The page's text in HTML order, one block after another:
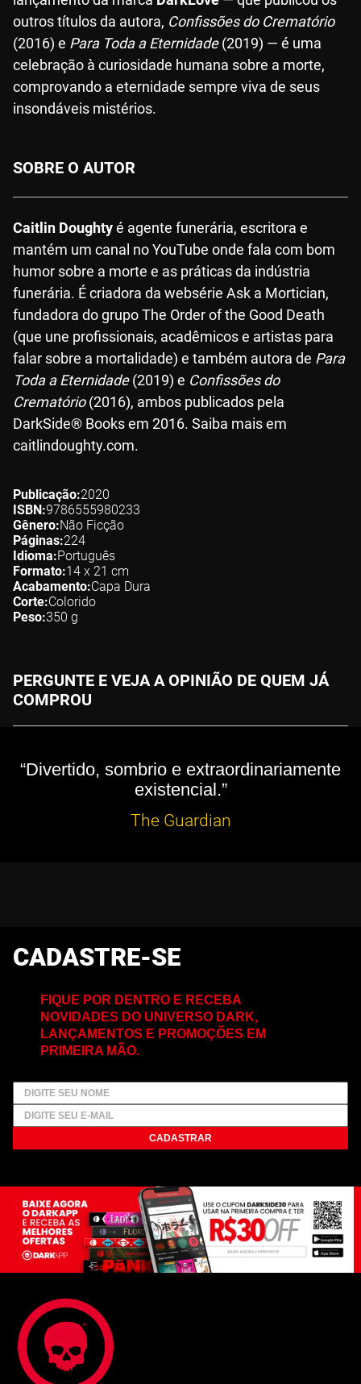
outros títulos da autora, Confissões do Crematório
(2016) e Para Toda a Eternidade(2019) — é uma
celebração à curiosidade humana sobre a morte,
comprovando a eternidade sempre viva de seus
insondáveis mistérios.
SOBRE O AUTOR
Caitlin Doughtyé agente funerária, escritora e
mantém um canal no YouTube onde fala com bom
humor sobre a morte e as práticas da indústria
funerária. É criadora da websérie Ask a Mortician,
fundadora do grupo The Order of the Good Death
(que une profissionais, acadêmicos e artistas para
falar sobre a mortalidade) e também autora de Para
Toda a Eternidade(2019) e Confissões do
Crematório(2016), ambos publicados pela
DarkSide® Books em 2016. Saiba mais em
caitlindoughty.com.
Publicação 2020
ISBN 9786555980233
Gênero Não Ficção
Páginas 224
Idioma Português
Formato 14 x 21 cm
Acabamento Capa Dura
Corte Colorido
Peso 350 g
PERGUNTE E VEJA A OPINIÃO DE QUEM JÁ
COMPROU
“Divertido, sombrio e extraordinariamente
existencial.”
The Guardian
CADASTRE-SE
FIQUE POR DENTRO E RECEBA
NOVIDADES DO UNIVERSO DARK,
LANÇAMENTOS E PROMOÇÕES EM
PRIMEIRA MÃO.
CADASTRAR